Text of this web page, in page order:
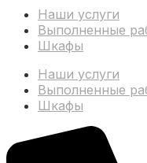
Наши услуги
Выполненные
Шкафы
Наши услуги
Выполненные
Шкафы